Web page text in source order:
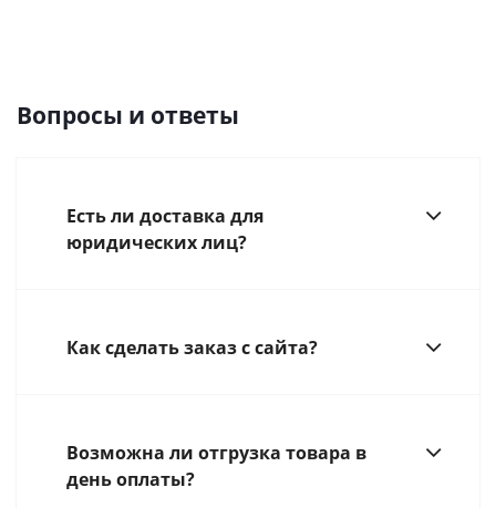
Вопросы и ответы
Есть ли доставка для
юридических лиц?
Как сделать заказ с сайта?
Возможна ли отгрузка товара в
день оплаты?